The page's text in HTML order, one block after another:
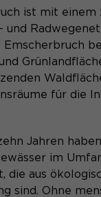
cookie_optin
1 Monat
den
ist mit
und
Emscherbruch
für die
Jahren
im
die aus
sind. Ohne